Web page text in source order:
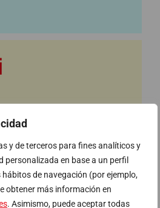
y de terceros para fines analíticos y
en base a un perfil
de navegación (por ejemplo,
obtener más información en
. Asimismo, puede aceptar todas